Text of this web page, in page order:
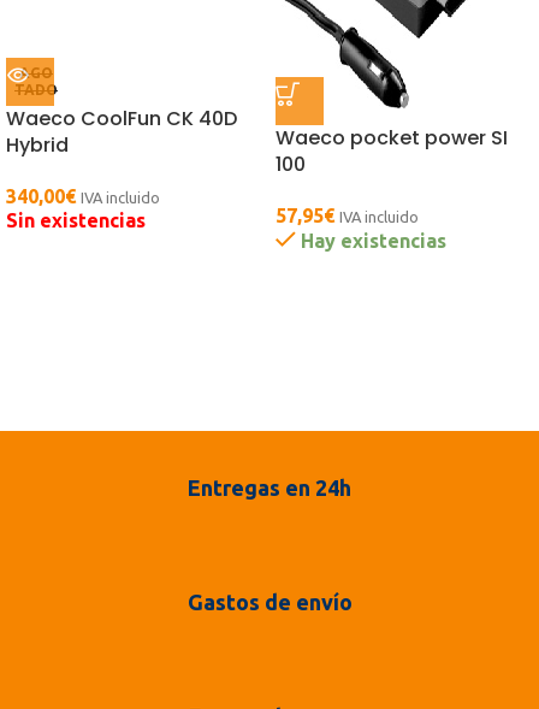
AGO
TADO
Waeco CoolFun CK 40D
Hybrid
340,00€ IVA incluido
Sin existencias
Waeco pocket power SI
100
57,95€ IVA incluido
Hay existencias
Entregas en 24h
Gastos de envío